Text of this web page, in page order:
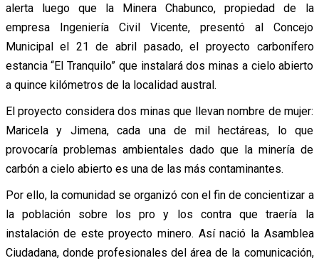
alerta luego que la Minera Chabunco, propiedad de la
empresa Ingeniería Civil Vicente, presentó al Concejo
Municipal el 21 de abril pasado, el proyecto carbonífero
estancia “El Tranquilo” que instalará dos minas a cielo abierto
a quince kilómetros de la localidad austral.
El proyecto considera dos minas que llevan nombre de mujer:
Maricela y Jimena, cada una de mil hectáreas, lo que
provocaría problemas ambientales dado que la minería de
carbón a cielo abierto es una de las más contaminantes.
Por ello, la comunidad se organizó con el fin de concientizar a
la población sobre los pro y los contra que traería la
instalación de este proyecto minero. Así nació la Asamblea
Ciudadana, donde profesionales del área de la comunicación,